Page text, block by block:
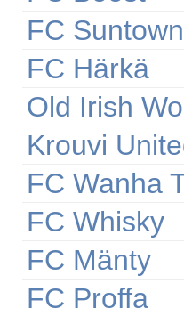
FC
FC Härkä
Old Irish
Krouvi
FC Wanha
FC Whisky
FC Mänty
FC Proffa